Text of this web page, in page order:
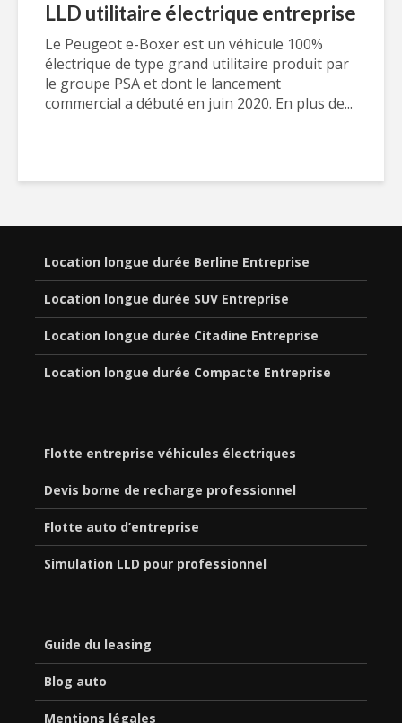
LLD utilitaire électrique entreprise
Le Peugeot e-Boxer est un véhicule 100%
électrique de type grand utilitaire produit par
le groupe PSA et dont le lancement
commercial a débuté en juin 2020. En plus de...
Location longue durée Berline Entreprise
Location longue durée SUV Entreprise
Location longue durée Citadine Entreprise
Location longue durée Compacte Entreprise
Flotte entreprise véhicules électriques
Devis borne de recharge professionnel
Flotte auto d’entreprise
Simulation LLD pour professionnel
Guide du leasing
Blog auto
Mentions légales